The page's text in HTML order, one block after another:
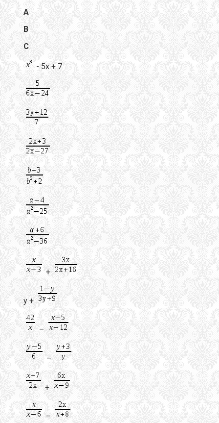
А
В
С
- 5х + 7
+
у +
–
–
+
–